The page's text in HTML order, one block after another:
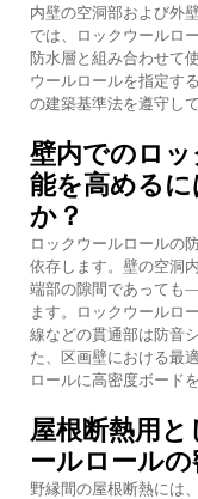
内壁の空洞部および外
では、ロックウールロ
防水層と組み合わせて
ウールロールを指定す
の建築基準法を遵守し
壁内でのロ
能を高める
か？
ロックウールロールの
依存します。壁の空洞
端部の隙間であっても
ます。ロックウールロ
線などの貫通部は防音
た、区画壁における最
ロールに高密度ボード
屋根断熱用
ールロール
野縁間の屋根断熱には